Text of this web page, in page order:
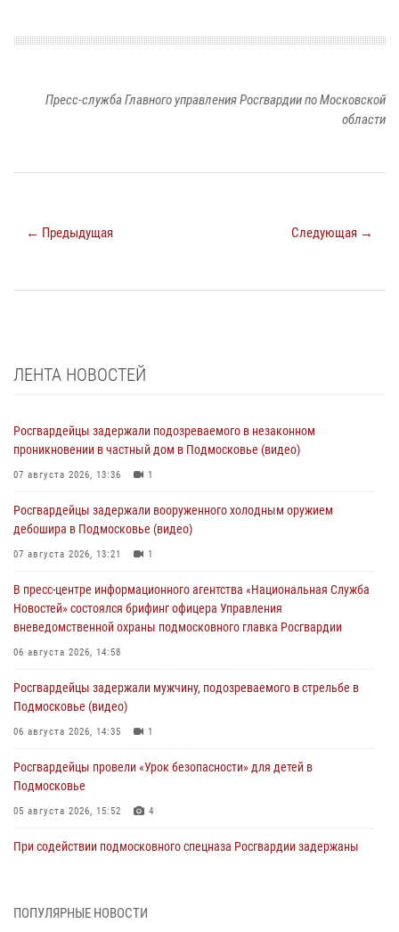
Пресс-служба Главного управления Росгвардии по Московской
области
← Предыдущая Следующая →
ЛЕНТА НОВОСТЕЙ
Росгвардейцы задержали подозреваемого в незаконном
проникновении в частный дом в Подмосковье (видео)
07 августа 2026, 13:36 1
Росгвардейцы задержали вооруженного холодным оружием
дебошира в Подмосковье (видео)
07 августа 2026, 13:21 1
В пресс-центре информационного агентства «Национальная Служба
Новостей» состоялся брифинг офицера Управления
вневедомственной охраны подмосковного главка Росгвардии
06 августа 2026, 14:58
Росгвардейцы задержали мужчину, подозреваемого в стрельбе в
Подмосковье (видео)
06 августа 2026, 14:35 1
Росгвардейцы провели «Урок безопасности» для детей в
Подмосковье
05 августа 2026, 15:52 4
При содействии подмосковного спецназа Росгвардии задержаны
05 августа 2026, 15:48 1
ПОПУЛЯРНЫЕ НОВОСТИ